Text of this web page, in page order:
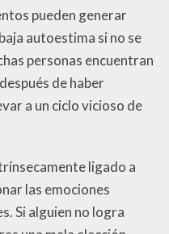
pueden generar
autoestima si no se
personas encuentran
de haber
a un ciclo vicioso de
ligado a
las emociones
Si alguien no logra